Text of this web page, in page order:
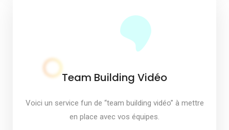
Team Building Vidéo
Voici un service fun de “team building vidéo” à mettre
en place avec vos équipes.